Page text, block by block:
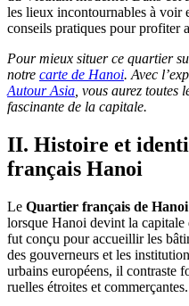
les lieux incontournables à voir
conseils pratiques pour profiter
Pour mieux situer ce quartier
notre carte de Hanoi. Avec
Autour Asia , vous aurez
fascinante de la capitale.
II. Histoire et
français Hanoi
Le Quartier français de Hanoi
lorsque Hanoi devint la capitale
fut conçu pour accueillir les
des gouverneurs et les
urbains européens, il contraste
ruelles étroites et commerçantes.